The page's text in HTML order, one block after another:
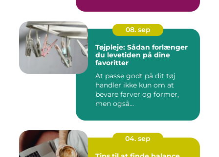
08. sep
Tøjpleje: Sådan forlænger
du levetiden på dine
favoritter
At passe godt på dit tøj
handler ikke kun om at
bevare farver og former,
men også...
04. sep